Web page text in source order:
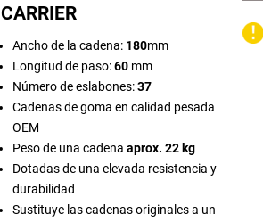
CARRIER
Ancho de la cadena: 180mm
Longitud de paso:60 mm
Número de eslabones:37
Cadenas de goma en calidad pesada
OEM
Peso de una cadena aprox. 22 kg
Dotadas de una elevada resistencia y
durabilidad
Sustituye las cadenas originales a un